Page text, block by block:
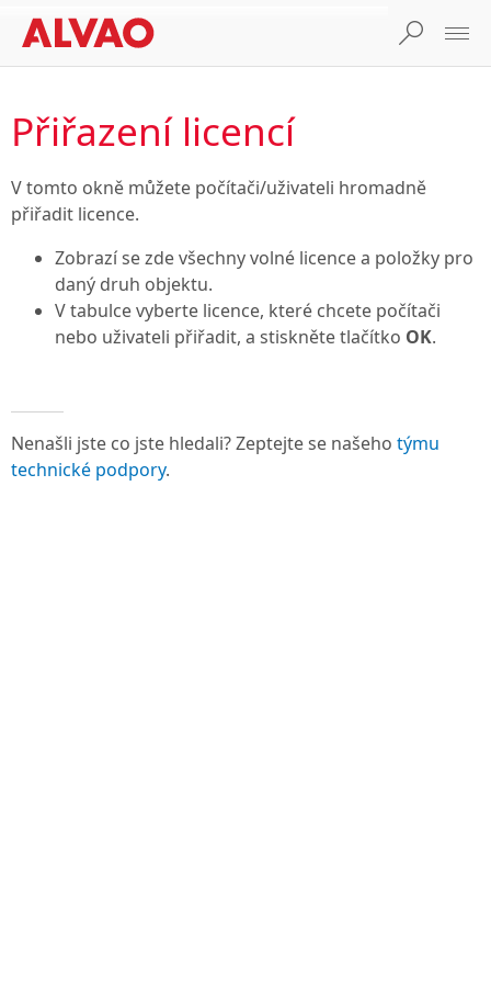
Přiřazení licencí
V tomto okně můžete počítači/uživateli hromadně
přiřadit licence.
Zobrazí se zde všechny volné licence a položky pro
daný druh objektu.
V tabulce vyberte licence, které chcete počítači
nebo uživateli přiřadit, a stiskněte tlačítko OK.
Nenašli jste co jste hledali? Zeptejte se našeho týmu
technické podpory.